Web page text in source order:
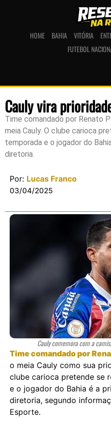
HOME BAHIA VITÓRIA
FUTEBOL
Cauly vira
Time comandado por Renato
meia Cauly. O clube carioca
temporada e o jogador do
diretoria.
Por: Lucas Franco
03/04/2025
Cauly comemora com a
Time comandado por
o meia Cauly como sua
clube carioca pretende se
e o jogador do Bahia é a
diretoria, segundo
Esporte.